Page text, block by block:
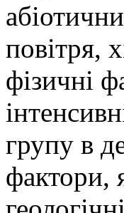
повітря,
фізичні
групу в
фактори,